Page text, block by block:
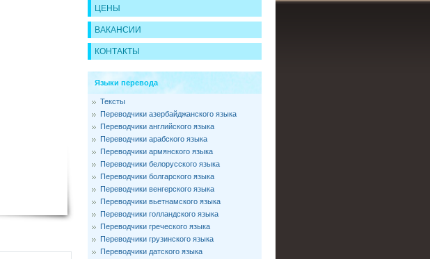
ЦЕНЫ
ВАКАНСИИ
КОНТАКТЫ
Языки перевода
Тексты
Переводчики азербайджанского языка
Переводчики английского языка
Переводчики арабского языка
Переводчики армянского языка
Переводчики белорусского языка
Переводчики болгарского языка
Переводчики венгерского языка
Переводчики вьетнамского языка
Переводчики голландского языка
Переводчики греческого языка
Переводчики грузинского языка
Переводчики датского языка